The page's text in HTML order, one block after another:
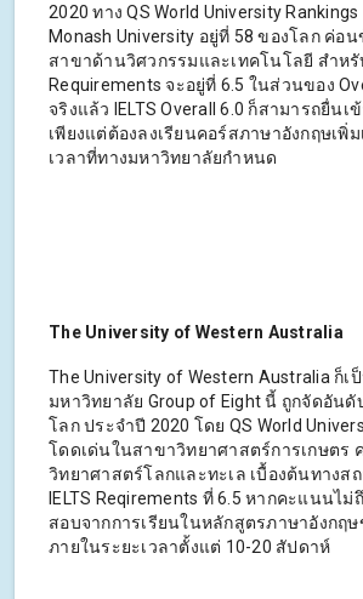
2020 ทาง QS World University
Monash University อยู่ที่ 58 ของโลก ค่อ
สาขาด้านวิศวกรรมและเทคโนโลยี สำหรั
Requirements จะอยู่ที่ 6.5 ในส่วนของ
จริงแล้ว IELTS Overall 6.0 ก็สามารถยื่นเ
เพียงแต่ต้องลงเรียนคอร์สภาษาอังกฤษเพิ่
เวลาที่ทางมหาวิทยาลัยกำหนด
The University of Western Australia
The University of Western Australia ก็เ
มหาวิทยาลัย Group of Eight นี้ ถูกจัดอันดั
โลก ประจำปี 2020 โดย QS World
โดดเด่นในสาขาวิทยาศาสตร์การเกษตร
วิทยาศาสตร์โลกและทะเล เบื้องต้นทางส
IELTS Reqirements ที่ 6.5 หากคะแนนไม่
สอบจากการเรียนในหลักสูตรภาษาอังกฤ
ภายในระยะเวลาตั้งแต่ 10-20 สัปดาห์